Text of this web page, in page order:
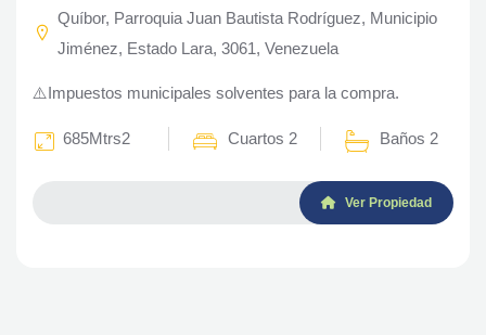
Quíbor, Parroquia Juan Bautista Rodríguez, Municipio
Jiménez, Estado Lara, 3061, Venezuela
⚠️Impuestos municipales solventes para la compra.
685Mtrs2 Cuartos 2 Baños 2
Ver Propiedad